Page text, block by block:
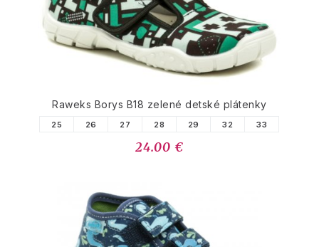
Raweks Borys B18 zelené detské plátenky
25 26 27 28 29 32 33
24.00 €